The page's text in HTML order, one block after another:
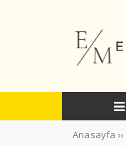
Anasayfa ››